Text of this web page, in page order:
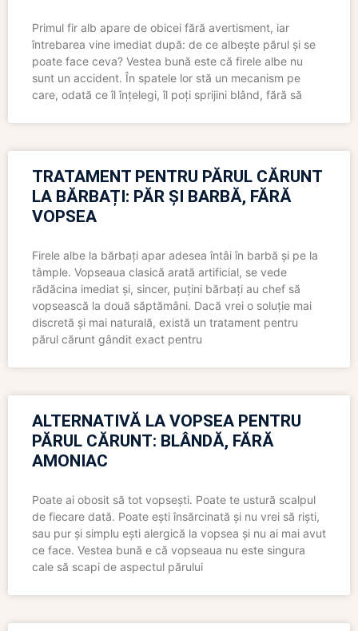
Primul fir alb apare de obicei fără avertisment, iar
întrebarea vine imediat după: de ce albește părul și se
poate face ceva? Vestea bună este că firele albe nu
sunt un accident. În spatele lor stă un mecanism pe
care, odată ce îl înțelegi, îl poți sprijini blând, fără să
TRATAMENT PENTRU PĂRUL CĂRUNT
LA BĂRBAȚI: PĂR ȘI BARBĂ, FĂRĂ
VOPSEA
Firele albe la bărbați apar adesea întâi în barbă și pe la
tâmple. Vopseaua clasică arată artificial, se vede
rădăcina imediat și, sincer, puțini bărbați au chef să
vopsească la două săptămâni. Dacă vrei o soluție mai
discretă și mai naturală, există un tratament pentru
părul cărunt gândit exact pentru
ALTERNATIVĂ LA VOPSEA PENTRU
PĂRUL CĂRUNT: BLÂNDĂ, FĂRĂ
AMONIAC
Poate ai obosit să tot vopsești. Poate te ustură scalpul
de fiecare dată. Poate ești însărcinată și nu vrei să riști,
sau pur și simplu ești alergică la vopsea și nu ai mai avut
ce face. Vestea bună e că vopseaua nu este singura
cale să scapi de aspectul părului